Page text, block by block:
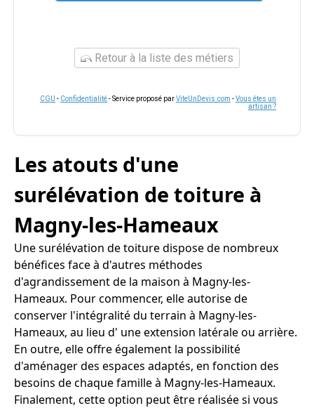
Retour à la liste des métiers
CGU - Confidentialité- Service proposé parViteUnDevis.com -Vous êtes un
artisan ?
Les atouts d'une
surélévation de toiture à
Magny-les-Hameaux
Une surélévation de toiture dispose de nombreux
bénéfices face à d'autres méthodes
d'agrandissement de la maison à Magny-les-
Hameaux. Pour commencer, elle autorise de
conserver l'intégralité du terrain à Magny-les-
Hameaux, au lieu d' une extension latérale ou arrière.
En outre, elle offre également la possibilité
d'aménager des espaces adaptés, en fonction des
besoins de chaque famille à Magny-les-Hameaux.
Finalement, cette option peut être réalisée si vous